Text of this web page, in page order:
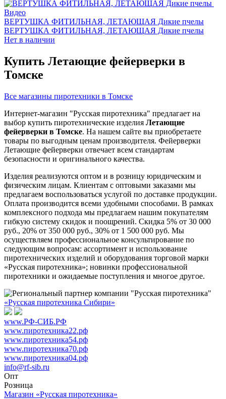
Видео
ВЕРТУШКА ФИТИЛЬНАЯ, ЛЕТАЮЩАЯ Дикие пчелы
ВЕРТУШКА ФИТИЛЬНАЯ, ЛЕТАЮЩАЯ Дикие пчелы
Нет в наличии
Купить Летающие фейерверки в
Томске
Все магазины пиротехники в Томске
Интернет-магазин "Русская пиротехника" предлагает на
выбор купить пиротехнические изделия Летающие
фейерверки в Томске. На нашем сайте вы приобретаете
товары по выгодным ценам производителя. Фейерверки
Летающие фейерверки отвечает всем стандартам
безопасности и оригинального качества.
Изделия реализуются оптом и в розницу юридическим и
физическим лицам. Клиентам с оптовыми заказами мы
предлагаем воспользоваться услугой по доставке продукции.
Оплата производится всеми удобными способами. В рамках
комплексного подхода мы предлагаем нашим покупателям
гибкую систему скидок и поощрений. Скидка 5% от 30 000
руб., 20% от 350 000 руб., 30% от 1 500 000 руб. Мы
осуществляем профессиональное консультирование по
следующим вопросам: ассортимент и использование
пиротехнических изделий и оборудования торговой марки
«Русская пиротехника»; новинки профессиональной
пиротехники и ожидаемые поступления и многое другое.
«Русская пиротехника Сибири»
www.РФ-СИБ.РФ
www.пиротехника22.рф
www.пиротехника54.рф
www.пиротехника70.рф
www.пиротехника04.рф
info@rf-sib.ru
Опт
Розница
Магазин «Русская пиротехника»